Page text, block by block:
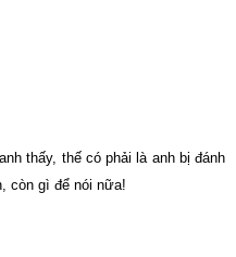
thấy, thế có phải là anh bị đánh
còn gì để nói nữa!